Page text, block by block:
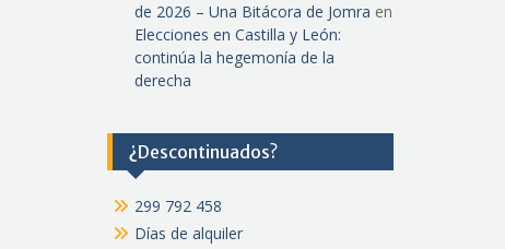
de 2026 – Una Bitácora de Jomra en
Elecciones en Castilla y León:
continúa la hegemonía de la
derecha
¿Descontinuados?
299 792 458
Días de alquiler